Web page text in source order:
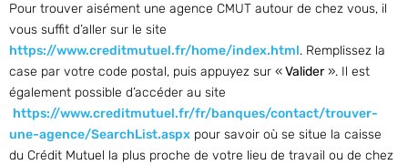
Pour trouver aisément une agence CMUT autour de chez vous, il
vous suffit d’aller sur le site
https://www.creditmutuel.fr/home/index.html. Remplissez la
case par votre code postal, puis appuyez sur «Valider». Il est
également possible d’accéder au site
https://www.creditmutuel.fr/fr/banques/contact/trouver-
une-agence/SearchList.aspx pour savoir où se situe la caisse
du Crédit Mutuel la plus proche de votre lieu de travail ou de chez